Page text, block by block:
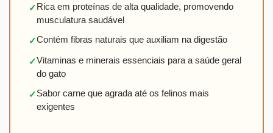
✓Rica em proteínas de alta qualidade, promovendo
musculatura saudável
✓Contém fibras naturais que auxiliam na digestão
✓Vitaminas e minerais essenciais para a saúde geral
do gato
✓Sabor carne que agrada até os felinos mais
exigentes